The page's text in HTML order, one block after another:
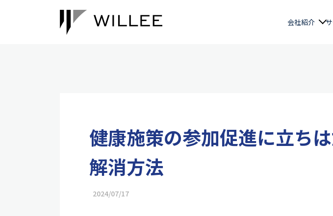
会社紹介
健康施策の参加促進に立ち
解消方法
2024/07/17